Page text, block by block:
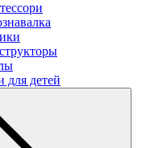
детей